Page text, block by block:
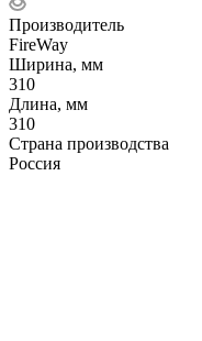
Производитель
FireWay
Ширина, мм
310
Длина, мм
310
Страна производства
Россия